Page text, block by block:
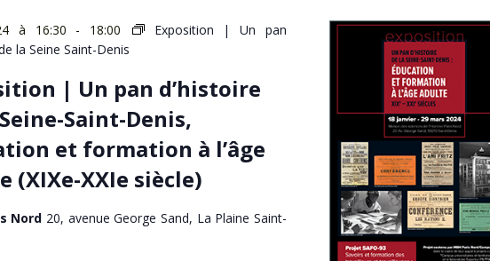
à 16:30 - 18:00
Exposition | Un pan
la Seine Saint-Denis
| Un pan d’histoire
Saint-Denis,
et formation à l’âge
(XIXe-XXIe siècle)
Nord 20, avenue George Sand, La Plaine Saint-